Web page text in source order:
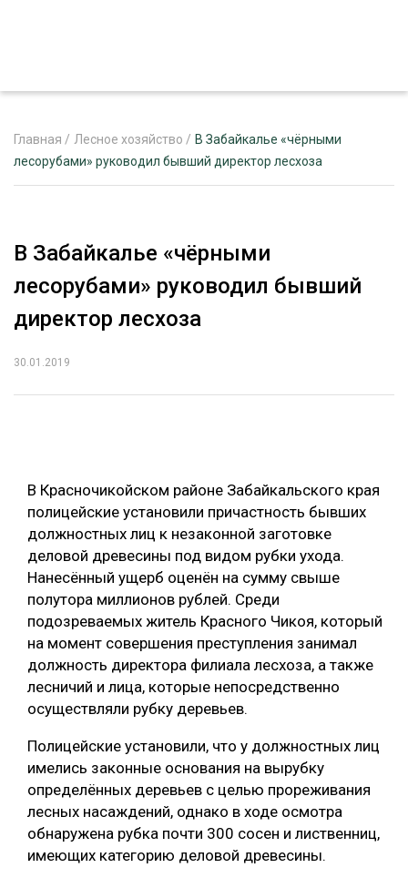
РЕКЛАМОДАТЕЛЯМ
ЛЕСНОЕ ХОЗЯЙСТВО
ЛЕСОЗАГОТОВКА
БИОЭНЕРГЕТИКА
ЛЕСОВОССТАНОВЛЕНИЕ И ЗАЩИТА
ЛОГИСТИКА
ПРОИЗВОДСТВО ДРЕВЕСНЫХ ПЛИТ
ЦБП
КОМПЛЕКСНАЯ ПЕРЕРАБОТКА
ЛЕСОПИЛЕНИЕ
ДЕРЕВЯННОЕ ДОМОСТРОЕНИЕ
СОРТИРОВКА ДРЕВЕСИНЫ
СУШКА ДРЕВЕСИНЫ
ПОДБОРКИ СТАТЕЙ
Главная / Лесное хозяйство / В Забайкалье «чёрными
лесорубами» руководил бывший директор лесхоза
В Забайкалье «чёрными
лесорубами» руководил бывший
директор лесхоза
30.01.2019
В Красночикойском районе Забайкальского края
полицейские установили причастность бывших
должностных лиц к незаконной заготовке
деловой древесины под видом рубки ухода.
Нанесённый ущерб оценён на сумму свыше
полутора миллионов рублей. Среди
подозреваемых житель Красного Чикоя, который
на момент совершения преступления занимал
должность директора филиала лесхоза, а также
лесничий и лица, которые непосредственно
осуществляли рубку деревьев.
Полицейские установили, что у должностных лиц
имелись законные основания на вырубку
определённых деревьев с целью прореживания
лесных насаждений, однако в ходе осмотра
обнаружена рубка почти 300 сосен и лиственниц,
имеющих категорию деловой древесины.